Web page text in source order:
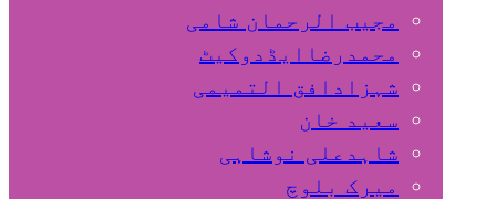
مجیب الرحمان شامی
محمدرضاایڈدوکیٹ
شہزادافق التمیمی
سعید خان
شاہدعلی نوشاہی
میرک بلوچ